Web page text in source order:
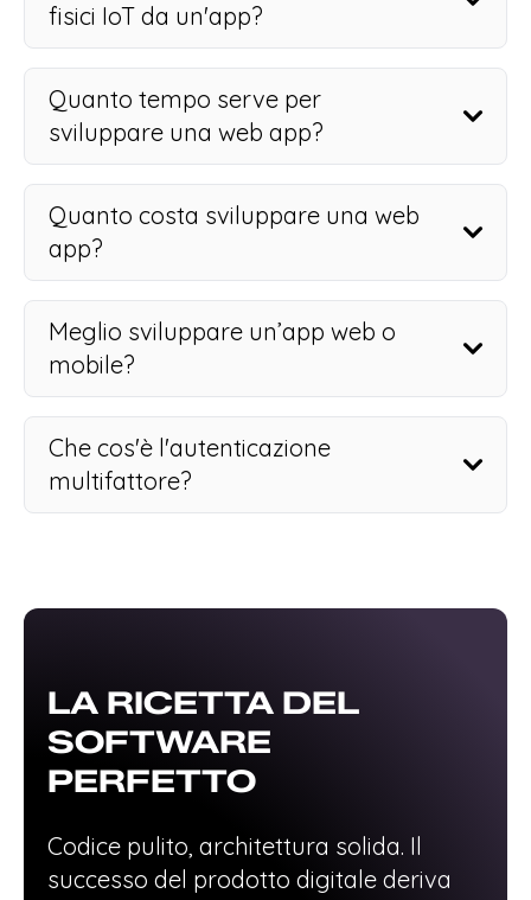
fisici IoT da un'app?
Quanto tempo serve per
sviluppare una web app?
Quanto costa sviluppare una web
app?
Meglio sviluppare un’app web o
mobile?
Che cos'è l'autenticazione
multifattore?
LA RICETTA DEL
SOFTWARE
PERFETTO
Codice pulito, architettura solida. Il
successo del prodotto digitale deriva